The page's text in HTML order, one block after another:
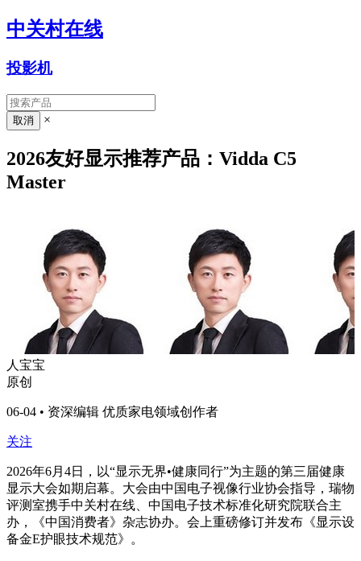
中关村在线
投影机
×
2026友好显示推荐产品：Vidda C5
Master
人宝宝
原创
06-04 • 资深编辑 优质家电领域创作者
关注
2026年6月4日，以“显示无界•健康同行”为主题的第三届健康
显示大会如期启幕。大会由中国电子视像行业协会指导，瑞物
评测室携手中关村在线、中国电子技术标准化研究院联合主
办，《中国消费者》杂志协办。会上重磅修订并发布《显示设
备金E护眼技术规范》。